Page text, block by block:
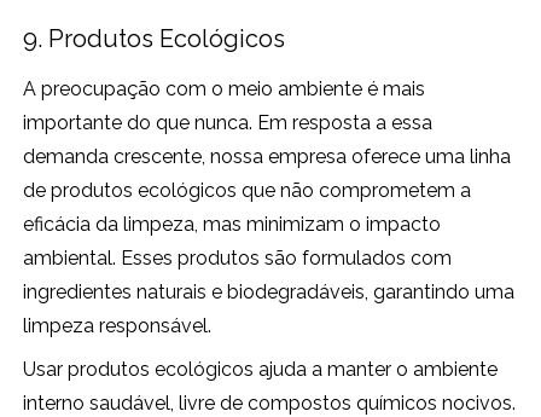
9. Produtos Ecológicos
A preocupação com o meio ambiente é mais
importante do que nunca. Em resposta a essa
demanda crescente, nossa empresa oferece uma linha
de produtos ecológicos que não comprometem a
eficácia da limpeza, mas minimizam o impacto
ambiental. Esses produtos são formulados com
ingredientes naturais e biodegradáveis, garantindo uma
limpeza responsável.
Usar produtos ecológicos ajuda a manter o ambiente
interno saudável, livre de compostos químicos nocivos.